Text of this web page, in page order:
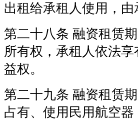
出租给承租人使用，
第二十八条 融资租赁
所有权，承租人依法
益权。
第二十九条 融资租赁
占有、使用民用航空